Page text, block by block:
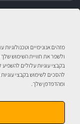
מזהים אנונימיים וטכנולוגיות
ולשפר את חוויית השימוש
בקבצי עוגיות עלולים
להסכים לשימוש בקבצי
ומהדפדפן שלך.